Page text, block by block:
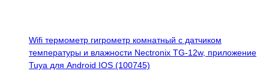
Wifi термометр гигрометр комнатный с датчиком
температуры и влажности Nectronix TG-12w, приложение
Tuya для Android IOS (100745)